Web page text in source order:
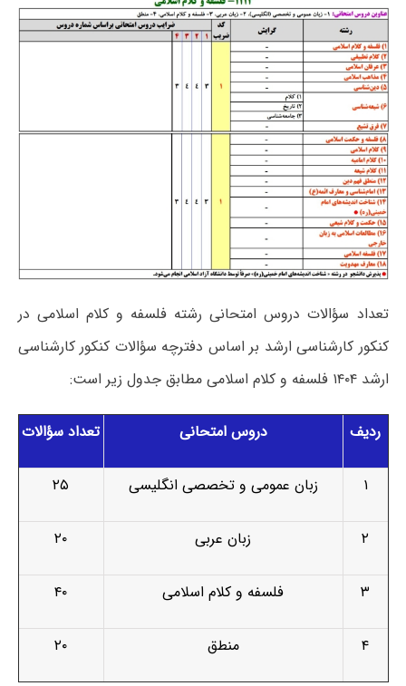
تعداد سؤالات دروس امتحانی رشته فلسفه و کلام اسلامی در
کنکور کارشناسی ارشد بر اساس دفترچه سؤالات کنکور کارشناسی
ارشد ۱۴۰۴ فلسفه و کلام اسلامی مطابق جدول زیر است:
ردیف دروس امتحانی تعداد سؤالات
۱ زبان عمومی و تخصصی انگلیسی ۲۵
۲ زبان عربی ۲۰
۳ فلسفه و کلام اسلامی ۴۰
۴ منطق ۲۰